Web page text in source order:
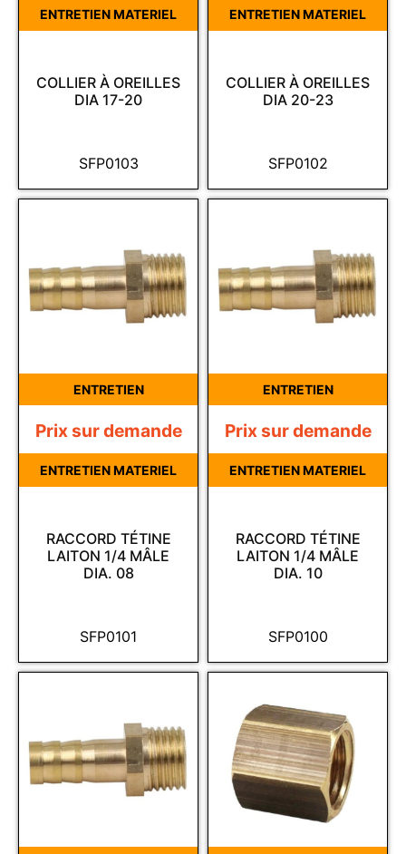
SFP0103
COLLIER À OREILLES
DIA 17-20
ENTRETIEN MATERIEL
SFP0102
COLLIER À OREILLES
DIA 20-23
ENTRETIEN MATERIEL
ENTRETIEN
SFP0101
RACCORD TÉTINE
LAITON 1/4 MÂLE
DIA. 08
Prix sur demande
ENTRETIEN MATERIEL
ENTRETIEN
SFP0100
RACCORD TÉTINE
LAITON 1/4 MÂLE
DIA. 10
Prix sur demande
ENTRETIEN MATERIEL